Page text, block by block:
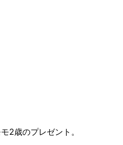
2歳のプレゼント。